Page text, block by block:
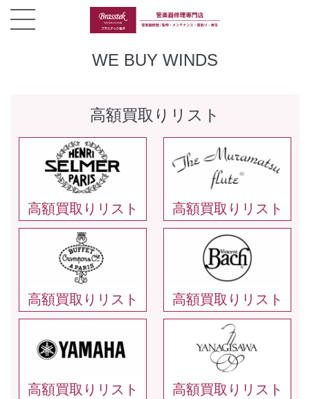
WE BUY WINDS
高額買取りリスト
高額買取りリスト 高額買取りリスト
高額買取りリスト 高額買取りリスト
高額買取りリスト 高額買取りリスト